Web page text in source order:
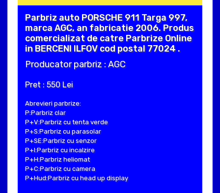
Parbriz auto PORSCHE 911 Targa 997,
marca AGC, an fabricatie 2006. Produs
comercializat de catre Parbrize Online
in BERCENI ILFOV cod postal 77024 .
Producator parbriz : AGC
Pret : 550 Lei
Abrevieri parbrize:
P:Parbriz clar
P+V:Parbriz cu tenta verde
P+S:Parbriz cu parasolar
P+SE:Parbriz cu senzor
P+I:Parbriz cu incalzire
P+H:Parbriz heliomat
P+C:Parbriz cu camera
P+Hud:Parbriz cu head up display